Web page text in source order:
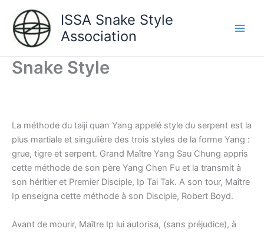
contenu
ISSA Snake Style
Association
Snake Style
La méthode du taiji quan Yang appelé style du serpent est la
plus martiale et singulière des trois styles de la forme Yang :
grue, tigre et serpent. Grand Maître Yang Sau Chung appris
cette méthode de son père Yang Chen Fu et la transmit à
son héritier et Premier Disciple, Ip Tai Tak. A son tour, Maître
Ip enseigna cette méthode à son Disciple, Robert Boyd.
Avant de mourir, Maître Ip lui autorisa, (sans préjudice), à